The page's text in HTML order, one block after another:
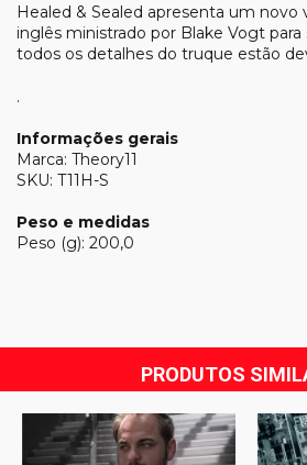
Healed & Sealed apresenta um
inglês ministrado por Blake Vogt para
todos os detalhes do truque estão
.
Informações gerais
Marca: Theory11
SKU: T11H-S
Peso e medidas
Peso (g): 200,0
PRODUTOS